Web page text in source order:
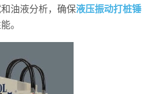
油液分析，确保液压振动打桩锤
。